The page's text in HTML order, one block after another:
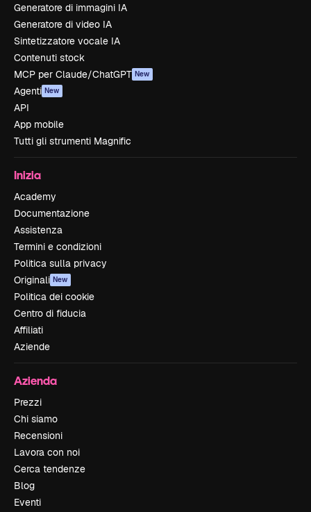
Generatore di immagini IA
Generatore di video IA
Sintetizzatore vocale IA
Contenuti stock
MCP per Claude/ChatGPT New
Agenti New
API
App mobile
Tutti gli strumenti Magnific
Inizia
Academy
Documentazione
Assistenza
Termini e condizioni
Politica sulla privacy
Originali New
Politica dei cookie
Centro di fiducia
Affiliati
Aziende
Azienda
Prezzi
Chi siamo
Recensioni
Lavora con noi
Cerca tendenze
Blog
Eventi